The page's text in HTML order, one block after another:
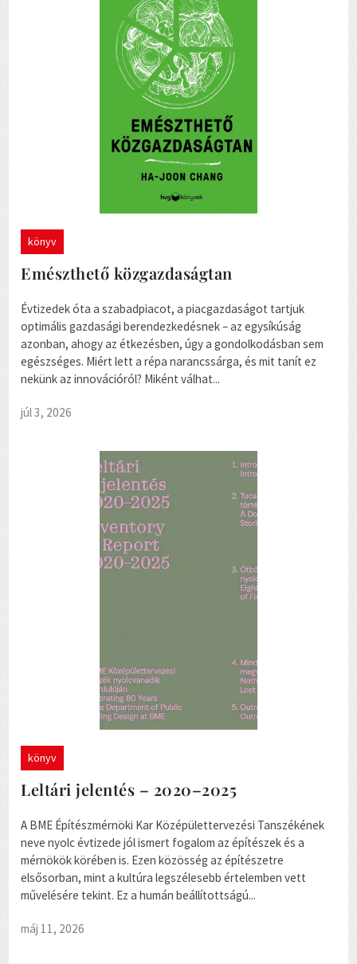
könyv
Emészthető közgazdaságtan
Évtizedek óta a szabadpiacot, a piacgazdaságot tartjuk
optimális gazdasági berendezkedésnek – az egysíkúság
azonban, ahogy az étkezésben, úgy a gondolkodásban sem
egészséges. Miért lett a répa narancssárga, és mit tanít ez
nekünk az innovációról? Miként válhat...
júl 3, 2026
könyv
Leltári jelentés – 2020–2025
A BME Építészmérnöki Kar Középülettervezési Tanszékének
neve nyolc évtizede jól ismert fogalom az építészek és a
mérnökök körében is. Ezen közösség az építészetre
elsősorban, mint a kultúra legszélesebb értelemben vett
művelésére tekint. Ez a humán beállítottságú...
máj 11, 2026